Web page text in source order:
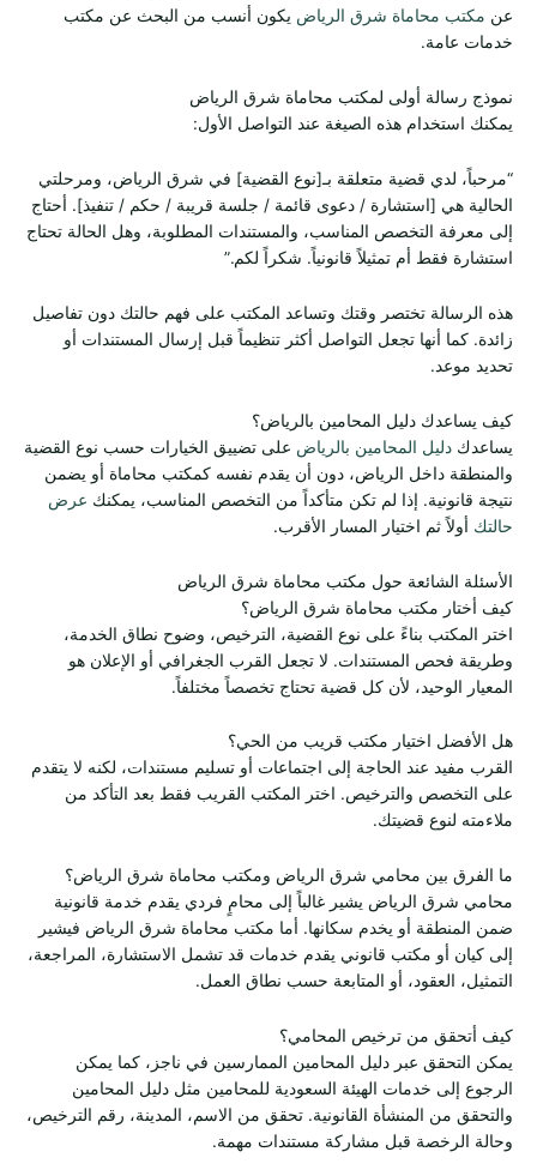
عن مكتب محاماة شرق الرياض يكون أنسب من البحث عن مكتب
خدمات عامة.
نموذج رسالة أولى لمكتب محاماة شرق الرياض
يمكنك استخدام هذه الصيغة عند التواصل الأول:
“مرحباً، لدي قضية متعلقة بـ[نوع القضية] في شرق الرياض، ومرحلتي
الحالية هي [استشارة / دعوى قائمة / جلسة قريبة / حكم / تنفيذ]. أحتاج
إلى معرفة التخصص المناسب، والمستندات المطلوبة، وهل الحالة تحتاج
استشارة فقط أم تمثيلاً قانونياً. شكراً لكم.”
هذه الرسالة تختصر وقتك وتساعد المكتب على فهم حالتك دون تفاصيل
زائدة. كما أنها تجعل التواصل أكثر تنظيماً قبل إرسال المستندات أو
تحديد موعد.
كيف يساعدك دليل المحامين بالرياض؟
يساعدك دليل المحامين بالرياض على تضييق الخيارات حسب نوع القضية
والمنطقة داخل الرياض، دون أن يقدم نفسه كمكتب محاماة أو يضمن
نتيجة قانونية. إذا لم تكن متأكداً من التخصص المناسب، يمكنك عرض
حالتك أولاً ثم اختيار المسار الأقرب.
الأسئلة الشائعة حول مكتب محاماة شرق الرياض
كيف أختار مكتب محاماة شرق الرياض؟
اختر المكتب بناءً على نوع القضية، الترخيص، وضوح نطاق الخدمة،
وطريقة فحص المستندات. لا تجعل القرب الجغرافي أو الإعلان هو
المعيار الوحيد، لأن كل قضية تحتاج تخصصاً مختلفاً.
هل الأفضل اختيار مكتب قريب من الحي؟
القرب مفيد عند الحاجة إلى اجتماعات أو تسليم مستندات، لكنه لا يتقدم
على التخصص والترخيص. اختر المكتب القريب فقط بعد التأكد من
ملاءمته لنوع قضيتك.
ما الفرق بين محامي شرق الرياض ومكتب محاماة شرق الرياض؟
محامي شرق الرياض يشير غالباً إلى محامٍ فردي يقدم خدمة قانونية
ضمن المنطقة أو يخدم سكانها. أما مكتب محاماة شرق الرياض فيشير
إلى كيان أو مكتب قانوني يقدم خدمات قد تشمل الاستشارة، المراجعة،
التمثيل، العقود، أو المتابعة حسب نطاق العمل.
كيف أتحقق من ترخيص المحامي؟
يمكن التحقق عبر دليل المحامين الممارسين في ناجز، كما يمكن
الرجوع إلى خدمات الهيئة السعودية للمحامين مثل دليل المحامين
والتحقق من المنشأة القانونية. تحقق من الاسم، المدينة، رقم الترخيص،
وحالة الرخصة قبل مشاركة مستندات مهمة.